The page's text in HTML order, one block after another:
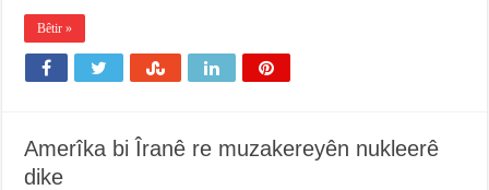
Bêtir »
Amerîka bi Îranê re muzakereyên nukleerê
dike